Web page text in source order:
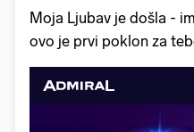
Moja Ljubav je došla -
ovo je prvi poklon za